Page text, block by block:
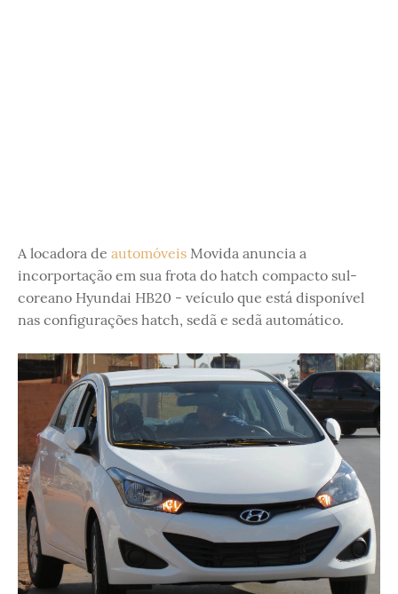
A locadora de automóveis Movida anuncia a
incorportação em sua frota do hatch compacto sul-
coreano Hyundai HB20 - veículo que está disponível
nas configurações hatch, sedã e sedã automático.